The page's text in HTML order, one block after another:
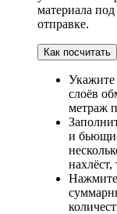
материала
отправке.
Как посчитать
Укажите
слоёв
метраж
и